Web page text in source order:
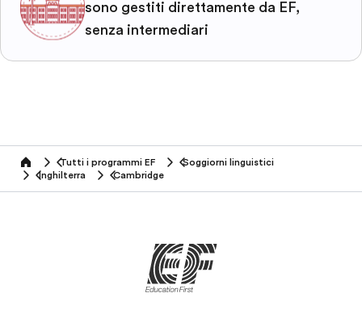
sono gestiti direttamente da EF,
senza intermediari
home Tutti i programmi EF
Soggiorni linguistici
Inghilterra
Cambridge